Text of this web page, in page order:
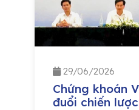
29/06/2026
Chứng khoán
đuổi chiến